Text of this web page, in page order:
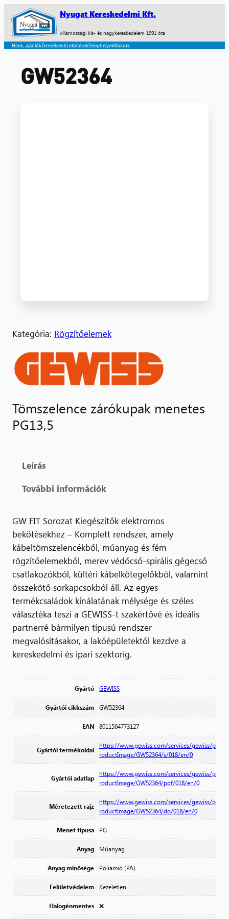
Nyugat Kereskedelmi Kft.
villamossági kis- és nagykereskedelem 1991 óta
Hírek, ajánlókTermékeinkLetöltésekTelephelyekRólunk
GW52364
Kategória: Rögzítőelemek
Tömszelence zárókupak menetes
PG13,5
Leírás
További információk
GW FIT Sorozat Kiegészítők elektromos
bekötésekhez – Komplett rendszer, amely
kábeltömszelencékből, műanyag és fém
rögzítőelemekből, merev védőcső-spirális gégecső
csatlakozókból, kültéri kábelkötegelőkből, valamint
összekötő sorkapcsokból áll. Az egyes
termékcsaládok kínálatának mélysége és széles
választéka teszi a GEWISS-t szakértővé és ideális
partnerré bármilyen típusú rendszer
megvalósításakor, a lakóépületektől kezdve a
kereskedelmi és ipari szektorig.
Gyártó GEWISS
Gyártói cikkszám GW52364
EAN 8011564773127
Gyártói termékoldal
https://www.gewiss.com/services/gewiss/p
roductImage/GW52364/s/018/en/0
Gyártói adatlap
https://www.gewiss.com/services/gewiss/p
roductImage/GW52364/pdf/018/en/0
Méretezett rajz
https://www.gewiss.com/services/gewiss/p
roductImage/GW52364/do/018/en/0
Menet típusa PG
Anyag Műanyag
Anyag minősége Poliamid (PA)
Felületvédelem Kezeletlen
Halogénmentes ❌